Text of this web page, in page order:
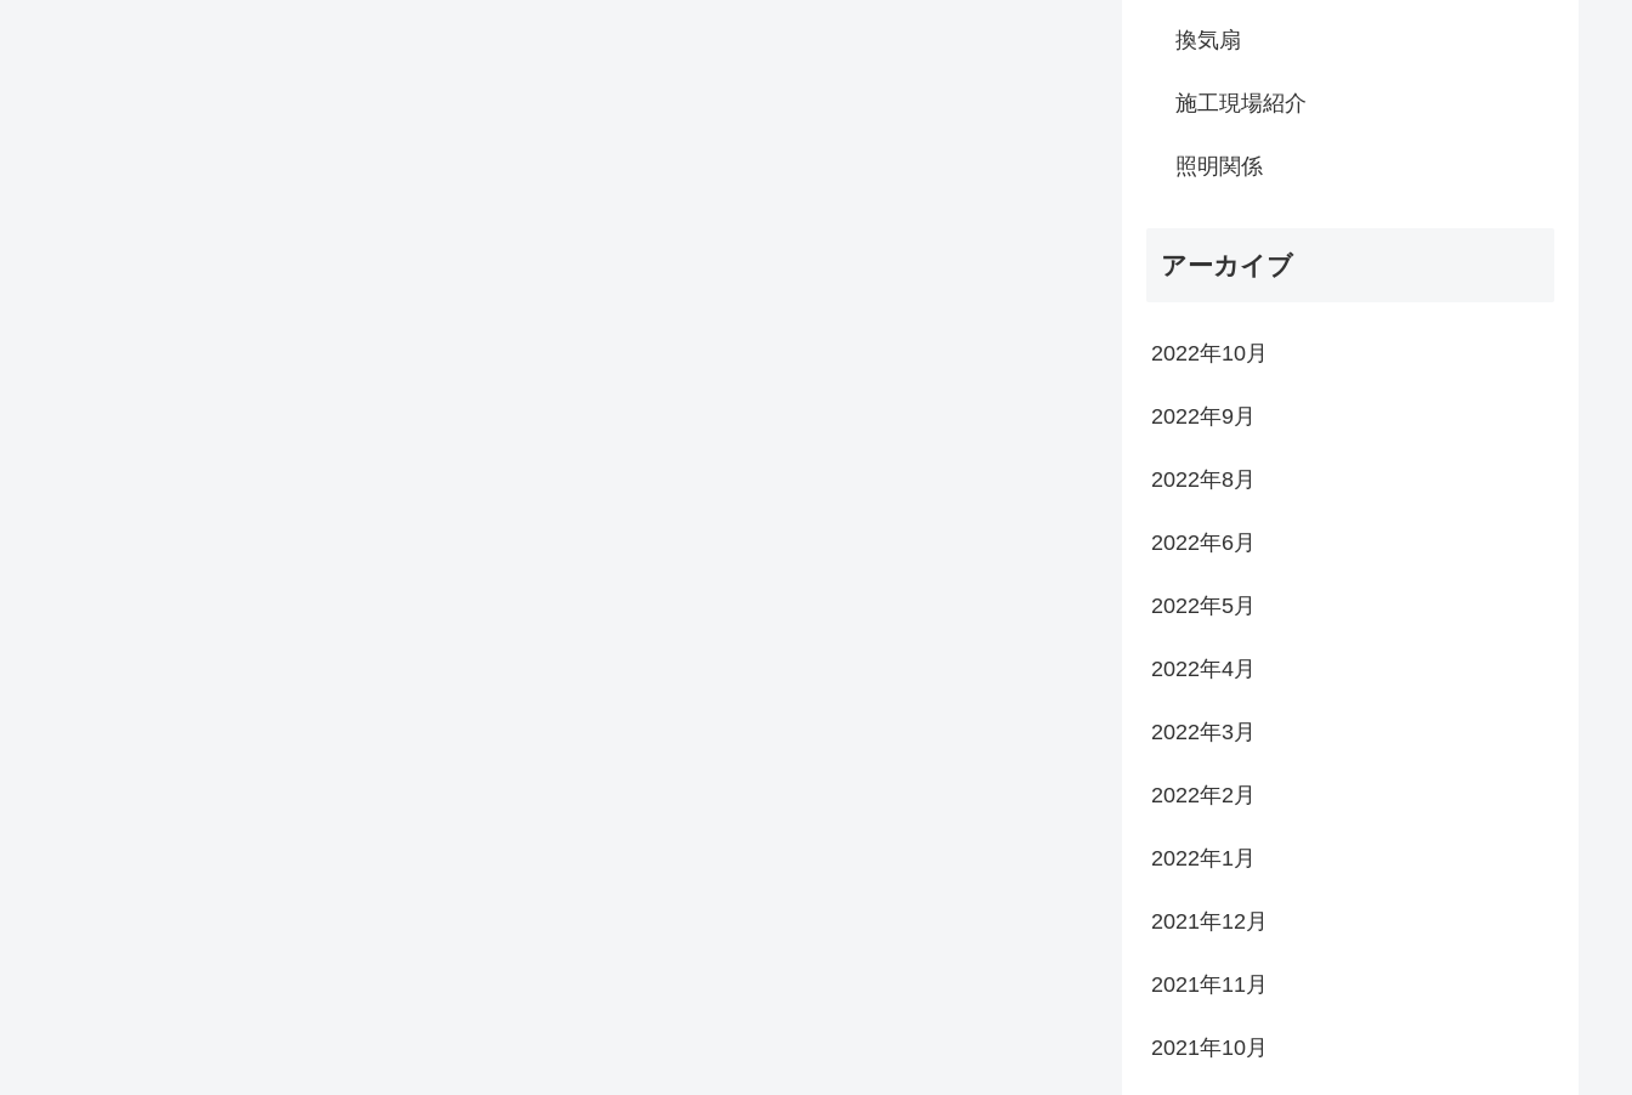
換気扇
施工現場紹介
照明関係
アーカイブ
2022年10月
2022年9月
2022年8月
2022年6月
2022年5月
2022年4月
2022年3月
2022年2月
2022年1月
2021年12月
2021年11月
2021年10月